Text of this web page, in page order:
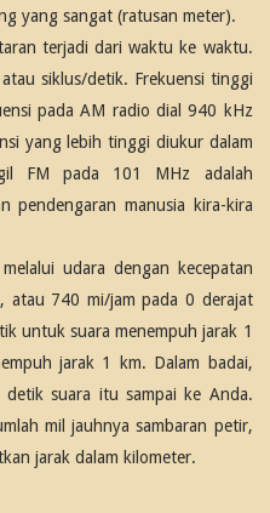
yang sangat (ratusan meter).
terjadi dari waktu ke waktu.
siklus/detik. Frekuensi tinggi
pada AM radio dial 940 kHz
yang lebih tinggi diukur dalam
FM pada 101 MHz adalah
pendengaran manusia kira-kira
udara dengan kecepatan
atau 740 mi/jam pada 0 derajat
untuk suara menempuh jarak 1
jarak 1 km. Dalam badai,
suara itu sampai ke Anda.
mil jauhnya sambaran petir,
jarak dalam kilometer.